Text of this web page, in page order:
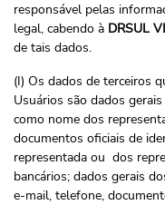
responsável pelas
legal, cabendo à DRSUL
de tais dados.
(I) Os dados de terceiros
Usuários são dados
como nome dos
documentos oficiais de
representada ou dos
bancários; dados gerais
e-mail, telefone,